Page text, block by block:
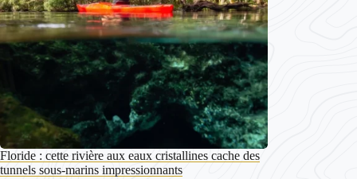
Floride : cette rivière aux eaux cristallines cache des
tunnels sous-marins impressionnants